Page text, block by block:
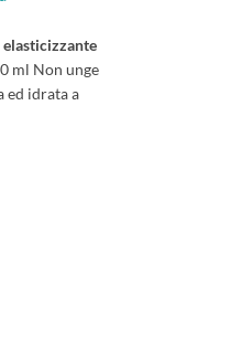
ml Non unge
ed idrata a